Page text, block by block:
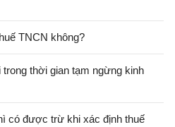
TNCN không?
thời gian tạm ngừng kinh
có được trừ khi xác định thuế